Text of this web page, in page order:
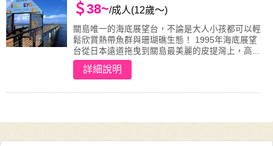
＄38~/成人(12歲～)
關島唯一的海底展望台，不論是大人小孩都可以輕
鬆欣賞熱帶魚群與珊瑚礁生態！ 1995年海底展望
台從日本遠道拖曳到關島最美麗的皮提灣上，高...
詳細說明